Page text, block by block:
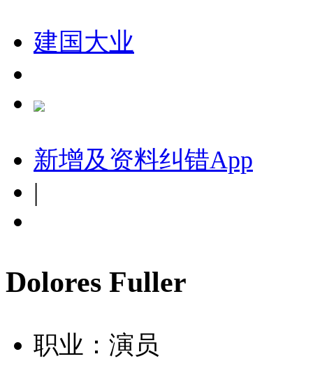
建国大业
新增及资料纠错App
|
Dolores Fuller
职业：演员